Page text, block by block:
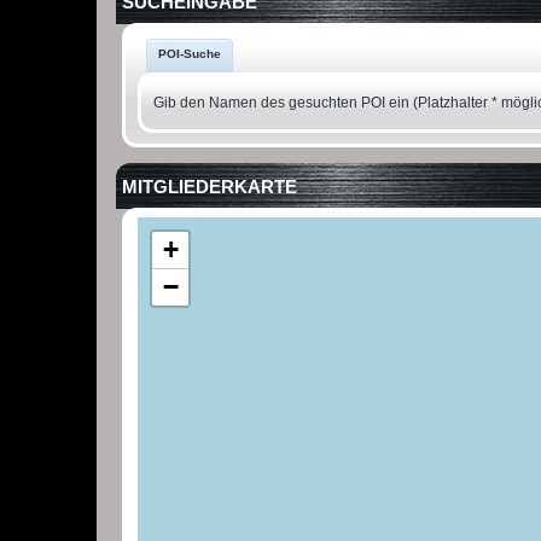
POI-Suche
Gib den Namen des gesuchten POI ein (Platzhalter *
MITGLIEDERKARTE
+
−